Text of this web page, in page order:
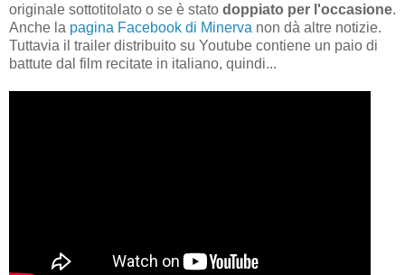
originale sottotitolato o se è stato doppiato per l'occasione.
Anche la pagina Facebook di Minerva non dà altre notizie.
Tuttavia il trailer distribuito su Youtube contiene un paio di
battute dal film recitate in italiano, quindi...